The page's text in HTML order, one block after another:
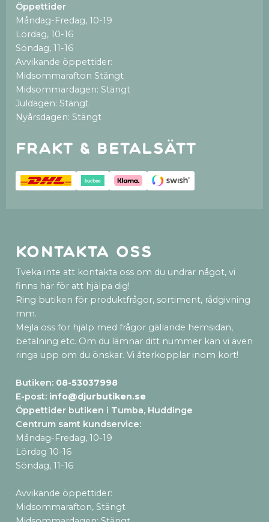
Öppettider
Måndag-Fredag, 10-19
Lördag, 10-16
Söndag, 11-16
Avvikande öppettider:
Midsommarafton Stängt
Midsommardagen: Stängt
Juldagen: Stängt
Nyårsdagen: Stängt
Frakt & betalsätt
Kontakta oss
Tveka inte att kontakta oss om du undrar något, vi
finns här för att hjälpa dig!
Ring butiken för produktfrågor, sortiment, rådgivning
mm.
Mejla oss för hjälp med frågor gällande hemsidan,
betalning etc. Om du lämnar ditt nummer kan vi även
ringa upp om du önskar. Vi återkopplar inom kort!
Butiken: 08-53037998
E-post: info@djurbutiken.se
Öppettider butiken i Tumba, Huddinge
Centrum samt kundservice:
Måndag-Fredag, 10-19
Lördag 10-16
Söndag, 11-16
Avvikande öppettider:
Midsommarafton, Stängt